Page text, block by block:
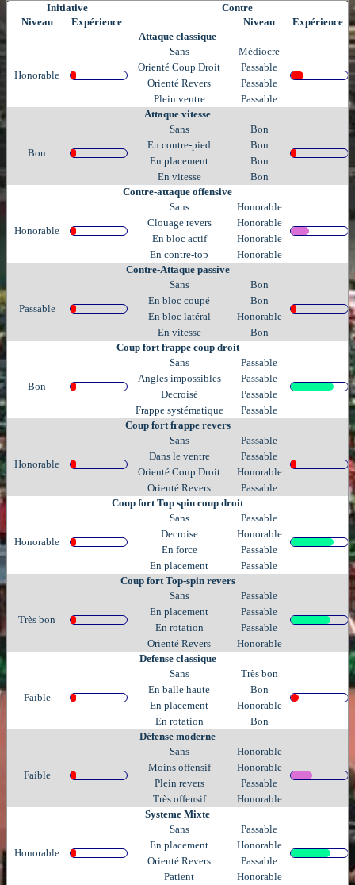
Initiative
Contre
Niveau
Expérience Niveau
Expérience
Attaque classique
Honorable
Sans
Médiocre
Orienté Coup Droit
Passable
Orienté Revers
Passable
Plein ventre
Passable
Attaque vitesse
Bon
Sans
Bon
En contre-pied
Bon
En placement
Bon
En vitesse
Bon
Contre-attaque offensive
Honorable
Sans
Honorable
Clouage revers
Honorable
En bloc actif
Honorable
En contre-top
Honorable
Contre-Attaque passive
Passable
Sans
Bon
En bloc coupé
Bon
En bloc latéral
Honorable
En vitesse
Bon
Coup fort frappe coup droit
Bon
Sans
Passable
Angles impossibles
Passable
Decroisé
Passable
Frappe systématique
Passable
Coup fort frappe revers
Honorable
Sans
Passable
Dans le ventre
Passable
Orienté Coup Droit
Honorable
Orienté Revers
Passable
Coup fort Top spin coup droit
Honorable
Sans
Passable
Decroise
Honorable
En force
Passable
En placement
Passable
Coup fort Top-spin revers
Très bon
Sans
Passable
En placement
Passable
En rotation
Passable
Orienté Revers
Honorable
Defense classique
Faible
Sans
Très bon
En balle haute
Bon
En placement
Honorable
En rotation
Bon
Défense moderne
Faible
Sans
Honorable
Moins offensif
Honorable
Plein revers
Passable
Très offensif
Honorable
Systeme Mixte
Honorable
Sans
Passable
En placement
Honorable
Orienté Revers
Passable
Patient
Honorable